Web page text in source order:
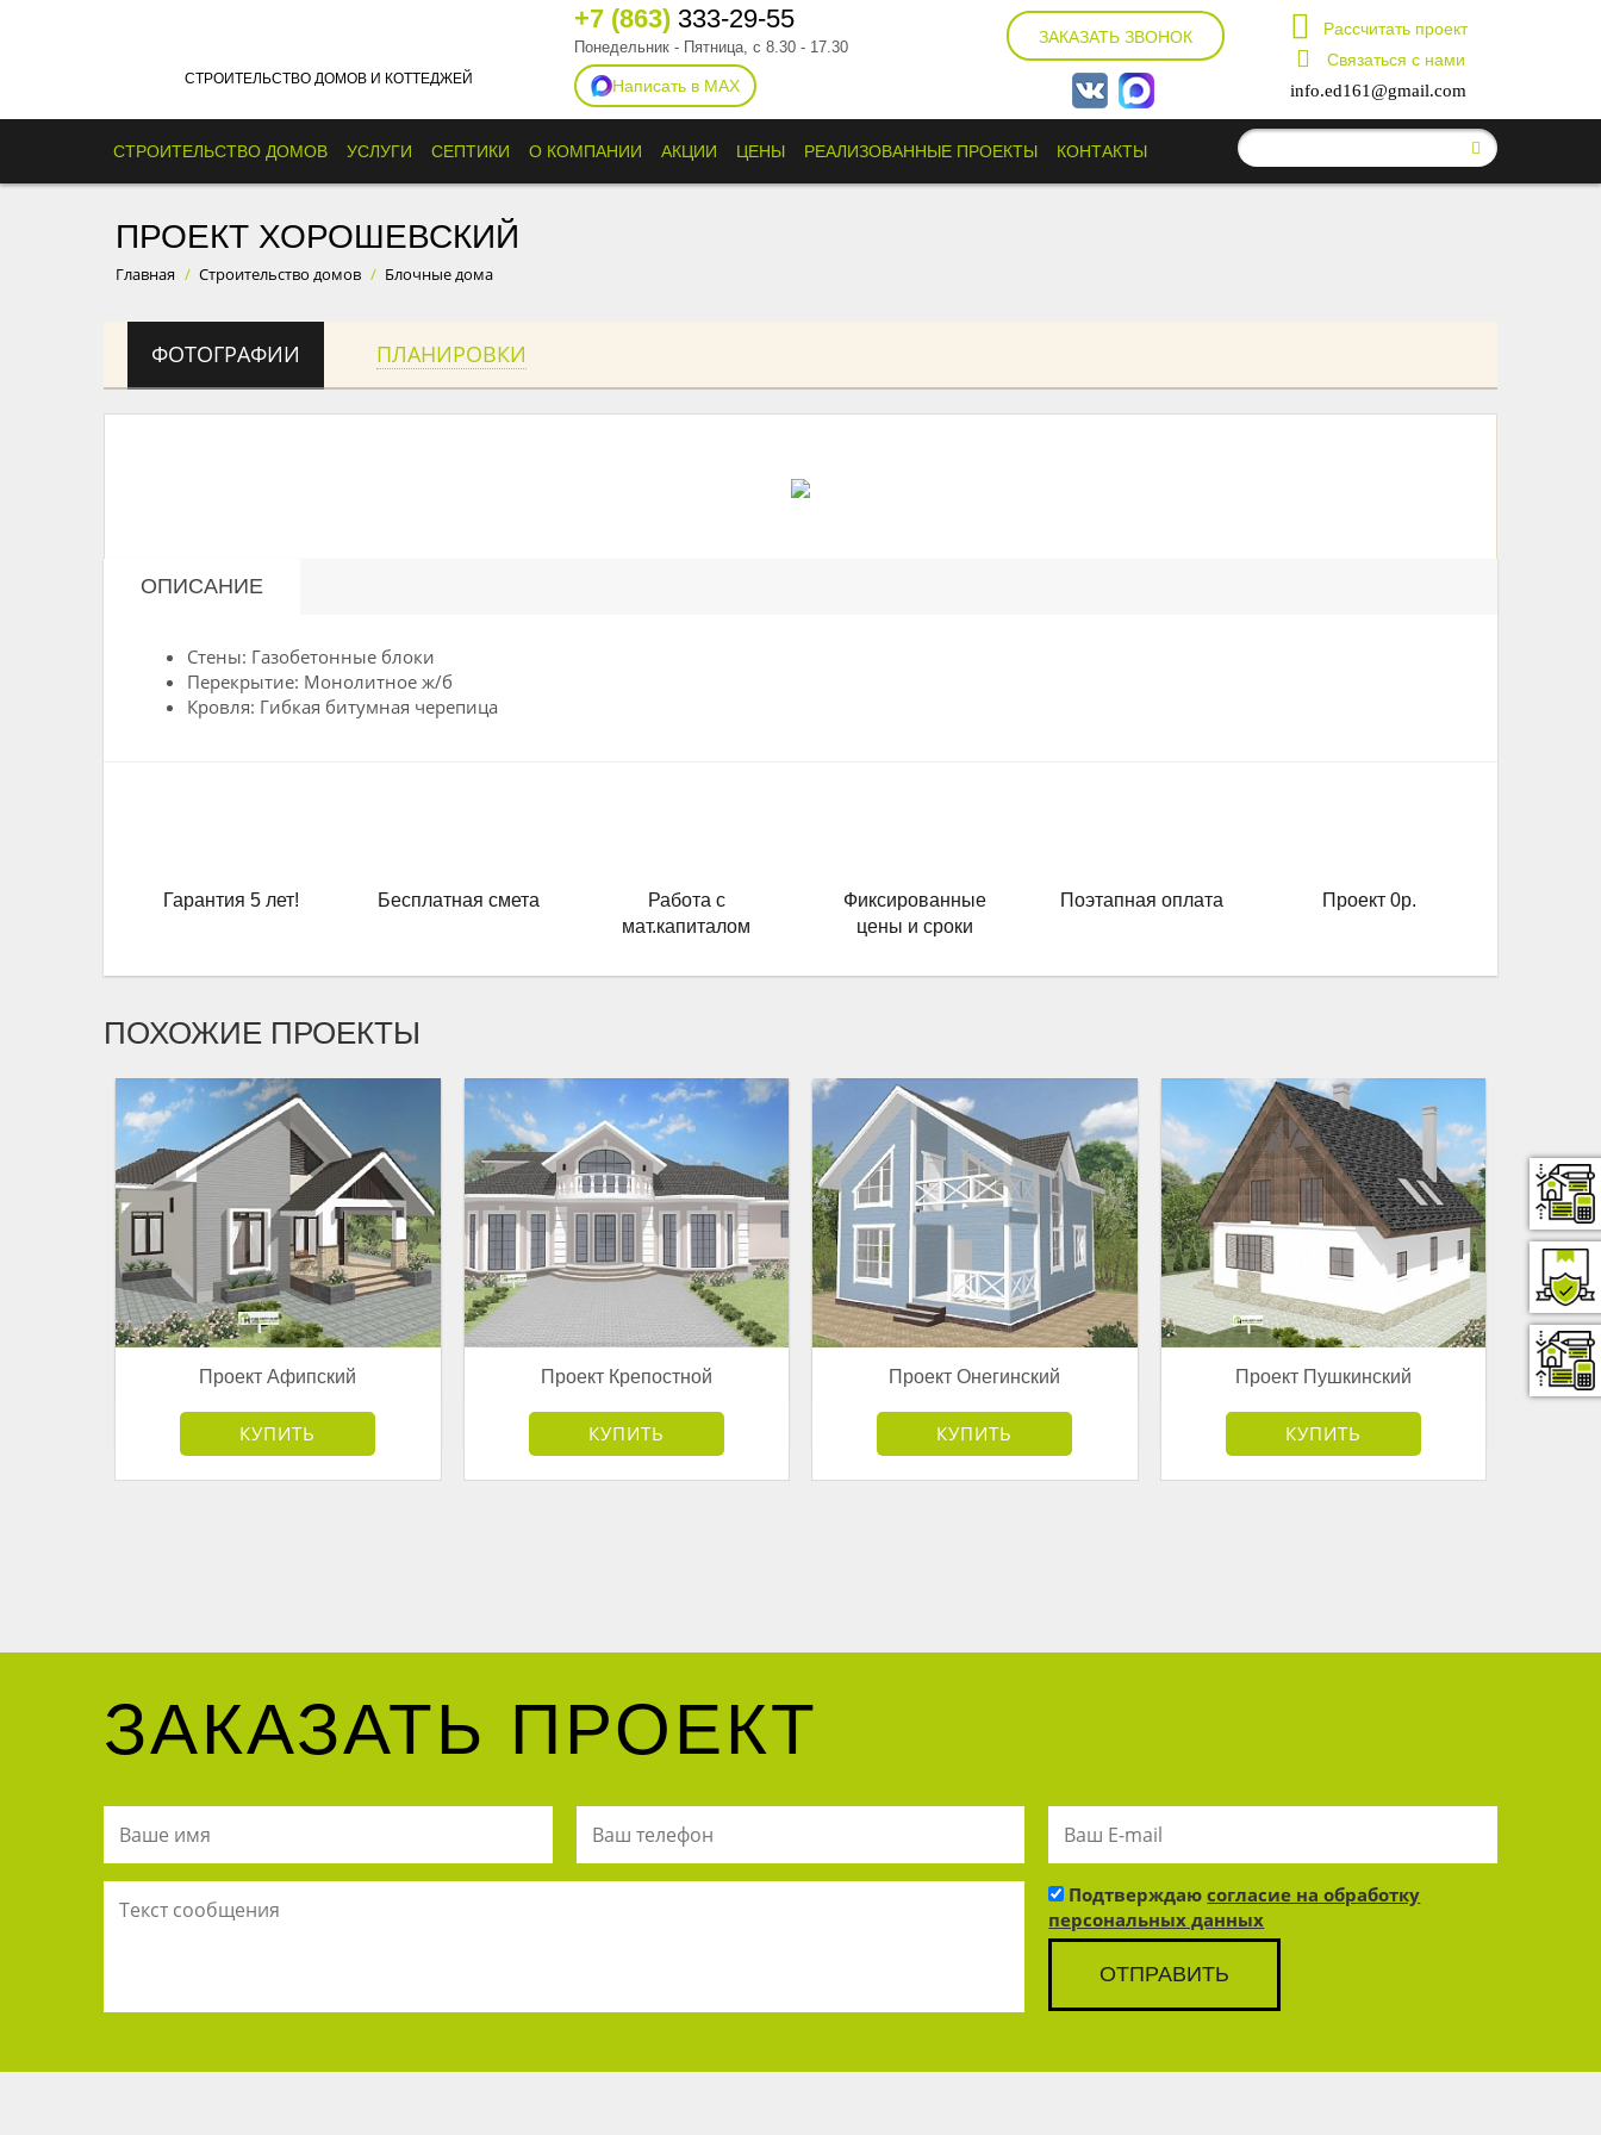
СТРОИТЕЛЬСТВО ДОМОВ И КОТТЕДЖЕЙ
+7 (863) 333-29-55
Понедельник - Пятница, с 8.30 - 17.30
Написать в MAX
ЗАКАЗАТЬ ЗВОНОК
Рассчитать проект
Связаться с нами
info.ed161@gmail.com
СТРОИТЕЛЬСТВО ДОМОВ УСЛУГИ СЕПТИКИ О КОМПАНИИ АКЦИИ ЦЕНЫ РЕАЛИЗОВАННЫЕ ПРОЕКТЫ КОНТАКТЫ
ПРОЕКТ ХОРОШЕВСКИЙ
Главная / Строительство домов / Блочные дома
ФОТОГРАФИИ ПЛАНИРОВКИ
ОПИСАНИЕ
Стены: Газобетонные блоки
Перекрытие: Монолитное ж/б
Кровля: Гибкая битумная черепица
Гарантия 5 лет! Бесплатная смета
Работа с
мат.капиталом
Фиксированные
цены и сроки
Поэтапная оплата Проект 0р.
ПОХОЖИЕ ПРОЕКТЫ
Проект Афипский
от 3 181 500 руб.
КУПИТЬ
Проект Крепостной
от 7 595 000 руб.
КУПИТЬ
Проект Онегинский
от 3 178 000 руб.
КУПИТЬ
Проект Пушкинский
от 4 168 500 руб.
КУПИТЬ
ЗАКАЗАТЬ ПРОЕКТ
Подтверждаюсогласие на обработку
персональных данных